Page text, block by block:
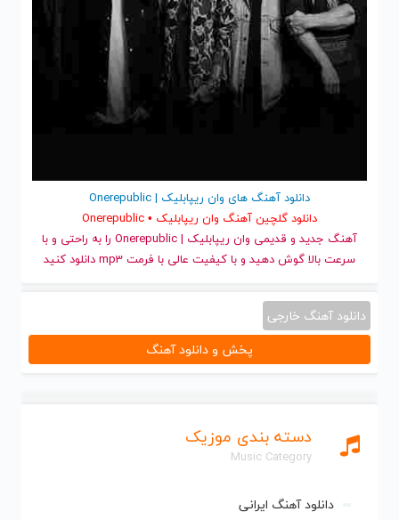
دسته بندی موزیک
Music Category
دانلود آهنگ ایرانی
دانلود آهنگ های وان ریپابلیک | Onerepublic
دانلود گلچین آهنگ وان ریپابلیک • Onerepublic
آهنگ جدید
و قدیمی وان ریپابلیک | Onerepublic را به راحتی و با
سرعت بالا گوش دهید و با کیفیت عالی با فرمت mp3 دانلود کنید
دانلود آهنگ خارجی
پخش و دانلود آهنگ